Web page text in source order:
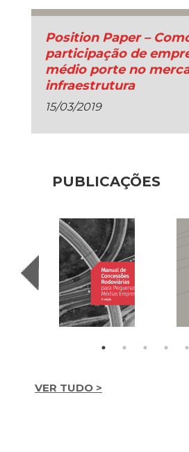
Position Paper –
participação de
médio porte no
infraestrutura
15/03/2019
PUBLICAÇÕES
VER TUDO >